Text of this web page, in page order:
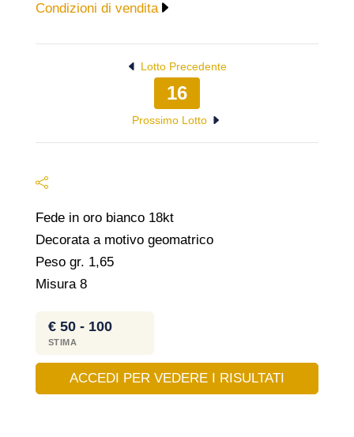
Condizioni di vendita
Lotto Precedente
16
Prossimo Lotto
Fede in oro bianco 18kt
Decorata a motivo geomatrico
Peso gr. 1,65
Misura 8
€ 50 - 100
STIMA
ACCEDI PER VEDERE I RISULTATI